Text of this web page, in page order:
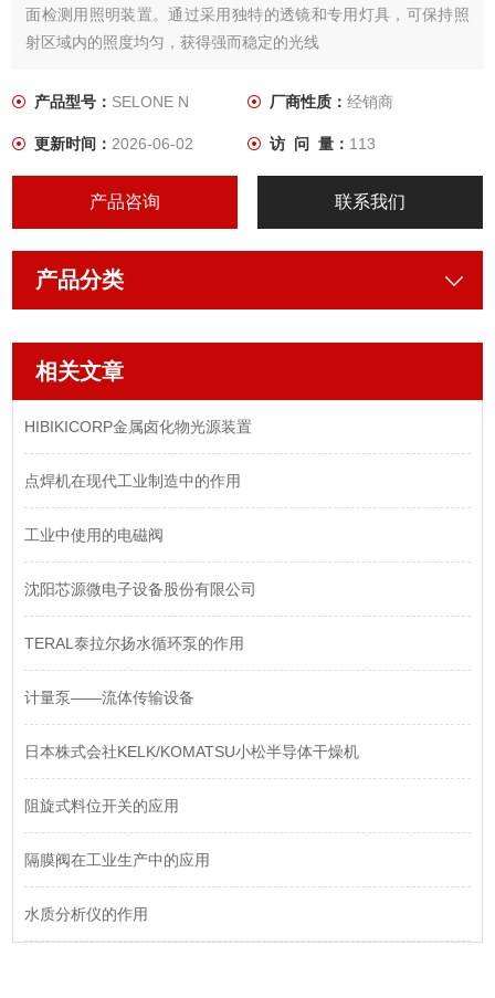
面检测用照明装置。通过采用独特的透镜和专用灯具，可保持照
射区域内的照度均匀，获得强而稳定的光线
产品型号： SELONE N 厂商性质： 经销商
更新时间：2026-06-02 访 问 量： 113
产品咨询 联系我们
产品分类
相关文章
HIBIKICORP金属卤化物光源装置
点焊机在现代工业制造中的作用
工业中使用的电磁阀
沈阳芯源微电子设备股份有限公司
TERAL泰拉尔扬水循环泵的作用
计量泵——流体传输设备
日本株式会社KELK/KOMATSU小松半导体干燥机
阻旋式料位开关的应用
​隔膜阀在工业生产中的应用
水质分析仪的作用